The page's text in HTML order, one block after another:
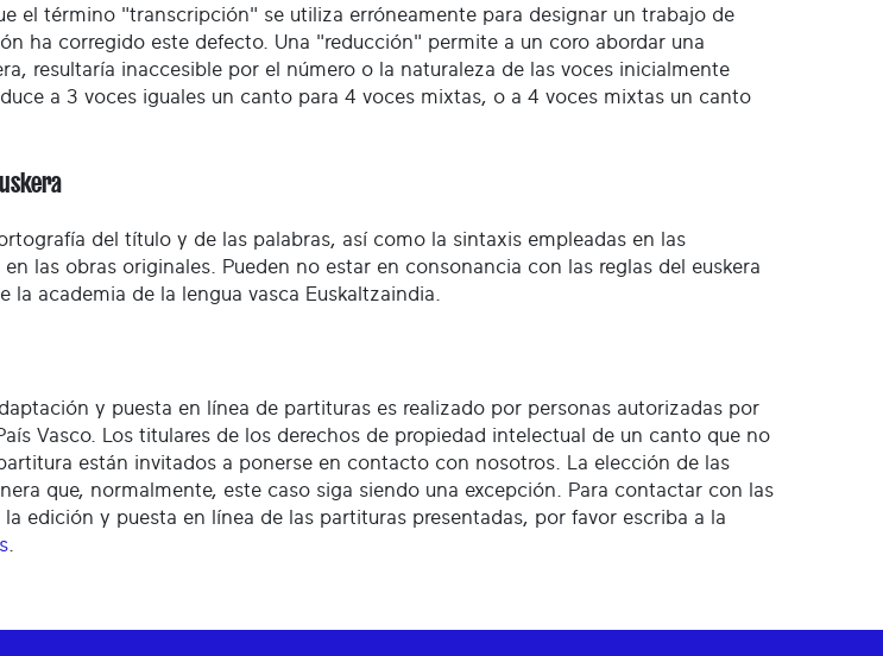
el término "transcripción" se utiliza erróneamente para designar un trabajo de
ha corregido este defecto. Una "reducción" permite a un coro abordar una
resultaría inaccesible por el número o la naturaleza de las voces inicialmente
a 3 voces iguales un canto para 4 voces mixtas, o a 4 voces mixtas un canto
del título y de las palabras, así como la sintaxis empleadas en las
las obras originales. Pueden no estar en consonancia con las reglas del euskera
academia de la lengua vasca Euskaltzaindia.
y puesta en línea de partituras es realizado por personas autorizadas por
Vasco. Los titulares de los derechos de propiedad intelectual de un canto que no
están invitados a ponerse en contacto con nosotros. La elección de las
que, normalmente, este caso siga siendo una excepción. Para contactar con las
edición y puesta en línea de las partituras presentadas, por favor escriba a la